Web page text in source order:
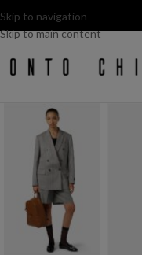
Skip to navigation
Skip to main content